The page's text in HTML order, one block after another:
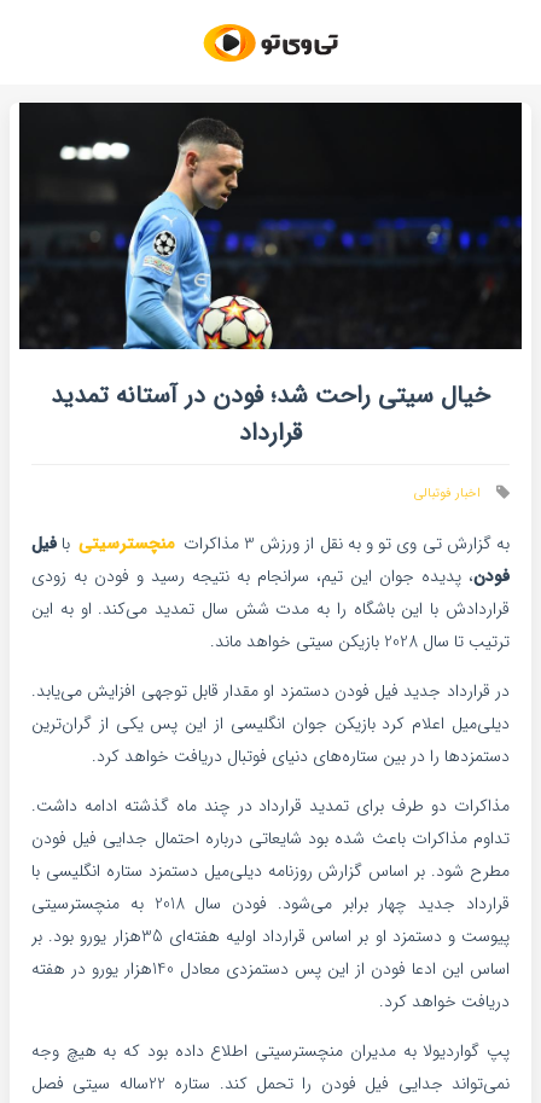
خیال سیتی راحت شد؛ فودن در آستانه تمدید
قرارداد
اخبار فوتبالی
به گزارش تی وی تو و به نقل از ورزش 3 مذاکرات منچسترسیتی با فیل
فودن، پدیده جوان این تیم، سرانجام به نتیجه رسید و فودن به زودی
قراردادش با این باشگاه را به مدت شش سال تمدید می‌کند. او به این
ترتیب تا سال 2028 بازیکن سیتی خواهد ماند.
در قرارداد جدید فیل فودن دستمزد او مقدار قابل توجهی افزایش می‌یابد.
دیلی‌میل اعلام کرد بازیکن جوان انگلیسی از این پس یکی از گران‌ترین
دستمزدها را در بین ستاره‌های دنیای فوتبال دریافت خواهد کرد.
مذاکرات دو طرف برای تمدید قرارداد در چند ماه گذشته ادامه داشت.
تداوم مذاکرات باعث شده بود شایعاتی درباره احتمال جدایی فیل فودن
مطرح شود. بر اساس گزارش روزنامه دیلی‌میل دستمزد ستاره انگلیسی با
قرارداد جدید چهار برابر می‌شود. فودن سال 2018 به منچسترسیتی
پیوست و دستمزد او بر اساس قرارداد اولیه هفته‌ای 35هزار یورو بود. بر
اساس این ادعا فودن از این پس دستمزدی معادل 140هزار یورو در هفته
دریافت خواهد کرد.
پپ گواردیولا به مدیران منچسترسیتی اطلاع داده بود که به هیچ وجه
نمی‌تواند جدایی فیل فودن را تحمل کند. ستاره 22ساله سیتی فصل